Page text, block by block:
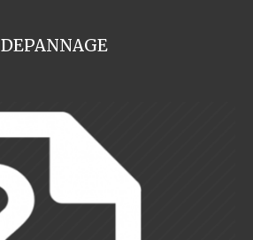
DEPANNAGE